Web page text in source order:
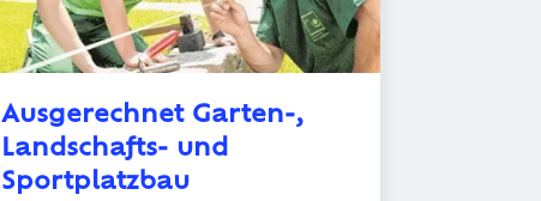
Ausgerechnet Garten-,
Landschafts- und
Sportplatzbau